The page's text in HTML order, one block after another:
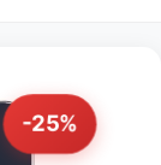
-25%